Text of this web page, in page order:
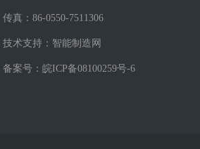
传真：86-0550-7511306
技术支持： 智能制造网
备案号： 皖ICP备08100259号-6